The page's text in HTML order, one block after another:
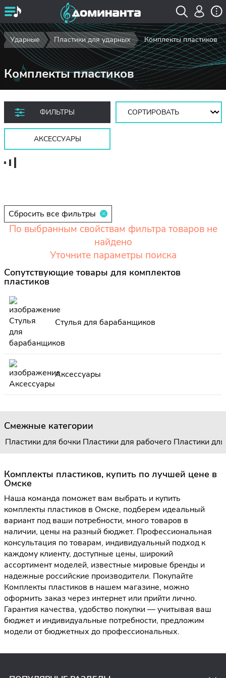
Ударные Пластики для ударных Комплекты пластиков
Комплекты пластиков
ФИЛЬТРЫ
Сортировать:
АКСЕССУАРЫ
Сбросить все фильтры
По выбранным свойствам фильтра товаров не
найдено
Уточните параметры поиска
Сопутствующие товары для комплектов
пластиков
Стулья для барабанщиков
Аксессуары
Смежные категории
Пластики для бочки Пластики для рабочего Пластики
Комплекты пластиков, купить по лучшей цене в
Омске
Наша команда поможет вам выбрать и купить
комплекты пластиков в Омске, подберем идеальный
вариант под ваши потребности, много товаров в
наличии, цены на разный бюджет. Профессиональная
консультация по товарам, индивидуальный подход к
каждому клиенту, доступные цены, широкий
ассортимент моделей, известные мировые бренды и
надежные российские производители. Покупайте
Комплекты пластиков в нашем магазине, можно
оформить заказ через интернет или прийти лично.
Гарантия качества, удобство покупки — учитывая ваш
бюджет и индивидуальные потребности, предложим
модели от бюджетных до профессиональных.